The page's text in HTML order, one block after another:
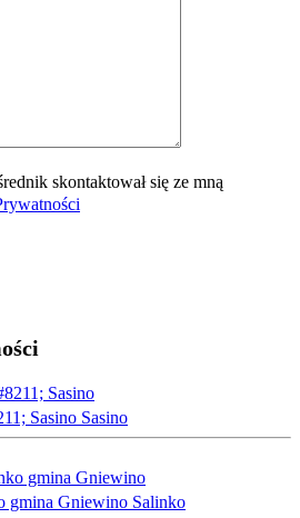
skontaktował się ze mną
Sasino Sasino
gmina Gniewino Salinko